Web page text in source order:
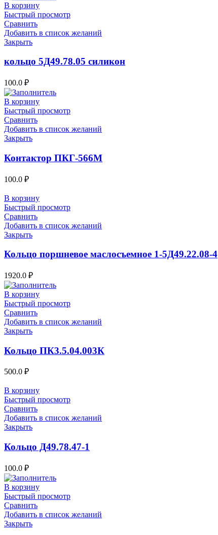
В корзину
Быстрый просмотр
Сравнить
Добавить в список желаний
Закрыть
кольцо 5Д49.78.05 силикон
100.0 ₽
В корзину
Быстрый просмотр
Сравнить
Добавить в список желаний
Закрыть
Контактор ПКГ-566М
100.0 ₽
В корзину
Быстрый просмотр
Сравнить
Добавить в список желаний
Закрыть
Кольцо поршневое маслосъемное 1-5Д49.22.08-4
1920.0 ₽
В корзину
Быстрый просмотр
Сравнить
Добавить в список желаний
Закрыть
Кольцо ПК3.5.04.003К
500.0 ₽
В корзину
Быстрый просмотр
Сравнить
Добавить в список желаний
Закрыть
Кольцо Д49.78.47-1
100.0 ₽
В корзину
Быстрый просмотр
Сравнить
Добавить в список желаний
Закрыть